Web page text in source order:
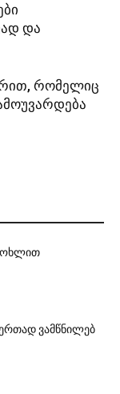
და
რომელიც
ვამწნილებ